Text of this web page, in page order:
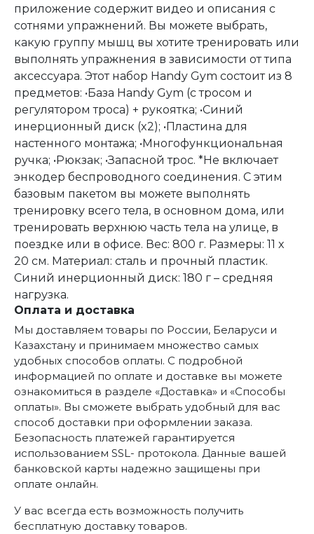
приложение содержит видео и описания с
сотнями упражнений. Вы можете выбрать,
какую группу мышц вы хотите тренировать или
выполнять упражнения в зависимости от типа
аксессуара. Этот набор Handy Gym состоит из 8
предметов: •База Handy Gym (с тросом и
регулятором троса) + рукоятка; •Синий
инерционный диск (x2); •Пластина для
настенного монтажа; •Многофункциональная
ручка; •Рюкзак; •Запасной трос. *Не включает
энкодер беспроводного соединения. С этим
базовым пакетом вы можете выполнять
тренировку всего тела, в основном дома, или
тренировать верхнюю часть тела на улице, в
поездке или в офисе. Вес: 800 г. Размеры: 11 x
20 см. Материал: сталь и прочный пластик.
Синий инерционный диск: 180 г – средняя
нагрузка.
Оплата и доставка
Мы доставляем товары по России, Беларуси и
Казахстану и принимаем множество самых
удобных способов оплаты. С подробной
информацией по оплате и доставке вы можете
ознакомиться в разделе «Доставка» и «Способы
оплаты». Вы сможете выбрать удобный для вас
способ доставки при оформлении заказа.
Безопасность платежей гарантируется
использованием SSL- протокола. Данные вашей
банковской карты надежно защищены при
оплате онлайн.
У вас всегда есть возможность получить
бесплатную доставку товаров.